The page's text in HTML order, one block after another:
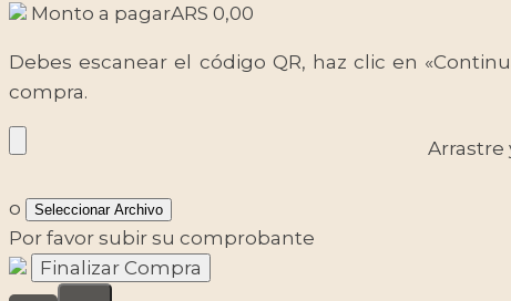
Monto a pagarARS 0,00
Debes escanear el código QR, haz clic en
compra.
Arrastre
o Seleccionar Archivo
Por favor subir su comprobante